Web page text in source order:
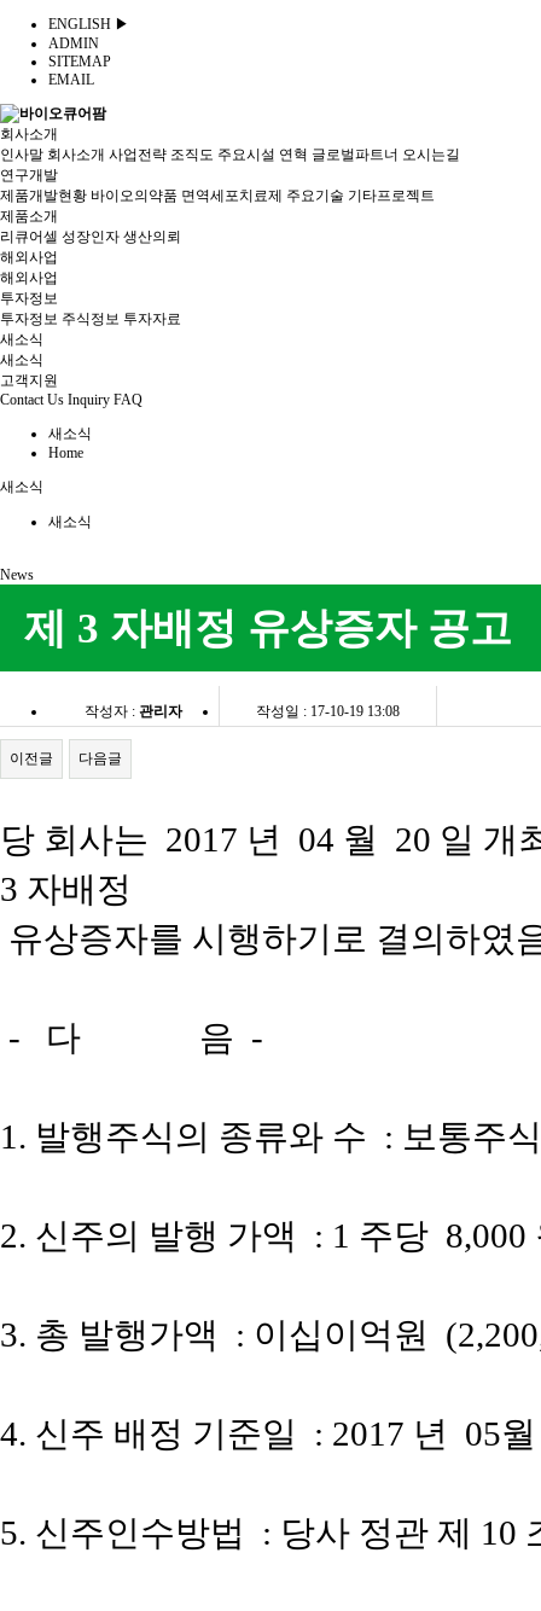
ENGLISH ▶
ADMIN
SITEMAP
EMAIL
회사소개
인사말 회사소개 사업전략 조직도 주요시설 연혁 글로벌파트너 오시는길
연구개발
제품개발현황 바이오의약품 면역세포치료제 주요기술 기타프로젝트
제품소개
리큐어셀 성장인자 생산의뢰
해외사업
해외사업
투자정보
투자정보 주식정보 투자자료
새소식
새소식
고객지원
Contact Us Inquiry FAQ
새소식
Home
새소식
새소식
News
제 3 자배정 유상증자 공고
작성자 : 관리자 작성일 : 17-10-19 13:08
이전글 다음글
당 회사는 2017 년 04 월 20 일 개
3 자배정
유상증자를 시행하기로 결의하였
- 다 음 -
1. 발행주식의 종류와 수 : 보통주
2. 신주의 발행 가액 : 1 주당 8,000
3. 총 발행가액 : 이십이억원
4. 신주 배정 기준일 : 2017 년 05
5. 신주인수방법 : 당사 정관 제 10